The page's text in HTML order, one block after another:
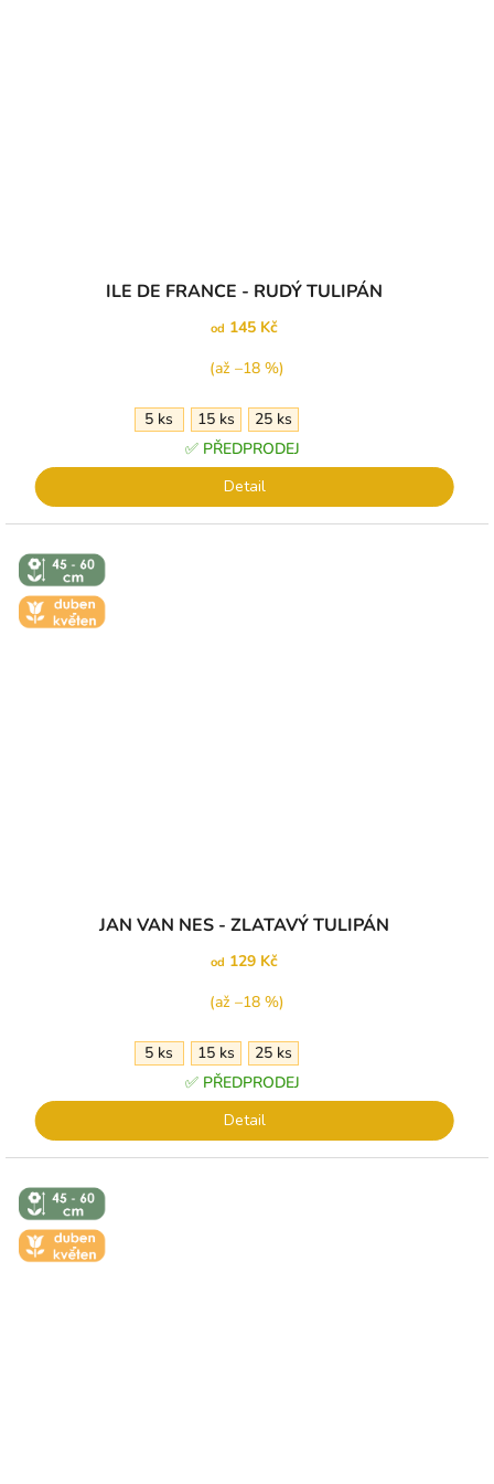
hodnocení
je
z
hvězdiček.
ILE DE FRANCE - RUDÝ TULIPÁN
od 145 Kč
(až –18 %)
5 ks 15 ks
25 ks
✅ PŘEDPRODEJ
Detail
↕️ VÝŠKA 45
- 60 CM
🌼 KVĚT -
DUBEN-
KVĚTEN
JAN VAN NES - ZLATAVÝ TULIPÁN
od 129 Kč
(až –18 %)
5 ks 15 ks
25 ks
✅ PŘEDPRODEJ
Detail
↕️ VÝŠKA 45
- 60 CM
🌼 KVĚT -
DUBEN-
KVĚTEN